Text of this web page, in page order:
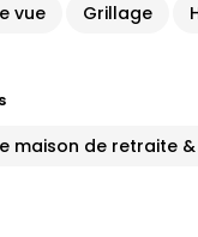
vue Grillage
maison de retraite &